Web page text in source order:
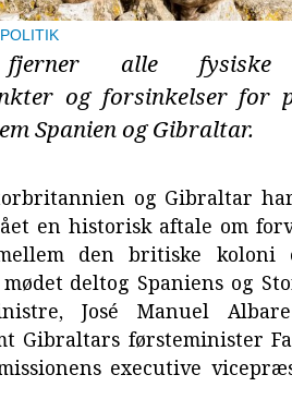
alle fysiske
og forsinkelser for
Spanien og Gibraltar.
og Gibraltar
en historisk aftale om
den britiske koloni
deltog Spaniens og
José Manuel
Gibraltars førsteminister
executive